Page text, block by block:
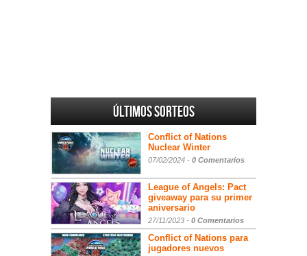
Últimos sorteos
Conflict of Nations
Nuclear Winter
07/02/2024 - 0 Comentarios
League of Angels: Pact
giveaway para su primer
aniversario
27/11/2023 - 0 Comentarios
Conflict of Nations para
jugadores nuevos